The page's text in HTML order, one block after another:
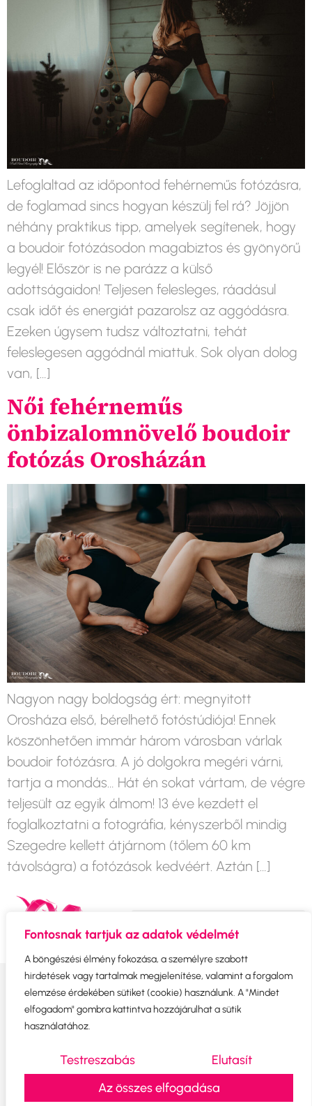
Fontosnak tartjuk az adatok védelmét
A böngészési élmény fokozása, a személyre szabott
hirdetések vagy tartalmak megjelenítése, valamint a forgalom
elemzése érdekében sütiket (cookie) használunk. A "Mindet
elfogadom" gombra kattintva hozzájárulhat a sütik
használatához.
Testreszabás
Elutasít
Az összes elfogadása
Lefoglaltad az időpontod fehérneműs fotózásra,
de foglamad sincs hogyan készülj fel rá? Jöjjön
néhány praktikus tipp, amelyek segítenek, hogy
a boudoir fotózásodon magabiztos és gyönyörű
legyél! Először is ne parázz a külső
adottságaidon! Teljesen felesleges, ráadásul
csak időt és energiát pazarolsz az aggódásra.
Ezeken úgysem tudsz változtatni, tehát
feleslegesen aggódnál miattuk. Sok olyan dolog
van, […]
Női fehérneműs
önbizalomnövelő boudoir
fotózás Orosházán
Nagyon nagy boldogság ért: megnyitott
Orosháza első, bérelhető fotóstúdiója! Ennek
köszönhetően immár három városban várlak
boudoir fotózásra. A jó dolgokra megéri várni,
tartja a mondás… Hát én sokat vártam, de végre
teljesült az egyik álmom! 13 éve kezdett el
foglalkoztatni a fotográfia, kényszerből mindig
Szegedre kellett átjárnom (tőlem 60 km
távolságra) a fotózások kedvéért. Aztán […]
Copyright © 2025 PinkPetraPhotography |
Minden jog fenntartva
Impresszum|Adatkezelési tájékoztató
Készítette: www.halaszkovacsnora.hu